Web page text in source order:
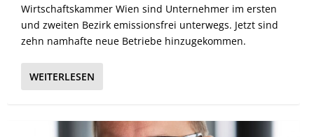
Wirtschaftskammer Wien sind Unternehmer im ersten
und zweiten Bezirk emissionsfrei unterwegs. Jetzt sind
zehn namhafte neue Betriebe hinzugekommen.
WEITERLESEN